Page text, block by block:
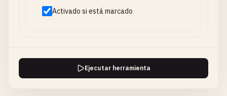
Activado si está marcado
Ejecutar herramienta